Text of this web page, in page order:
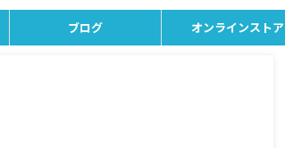
ブログ オンラインストア